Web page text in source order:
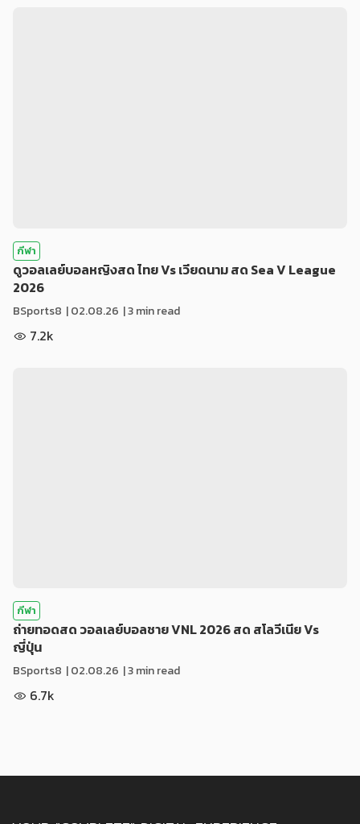
กีฬา
ดูวอลเลย์บอลหญิงสด ไทย Vs เวียดนาม สด Sea V League
2026
BSports8 |02.08.26 | 3 min read
7.2k
กีฬา
ถ่ายทอดสด วอลเลย์บอลชาย VNL 2026 สด สโลวีเนีย Vs
ญี่ปุ่น
BSports8 |02.08.26 | 3 min read
6.7k